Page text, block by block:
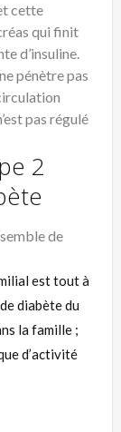
cette
qui finit
d’insuline.
pénètre pas
pas régulé
2
de
est tout à
diabète du
la famille ;
d’activité